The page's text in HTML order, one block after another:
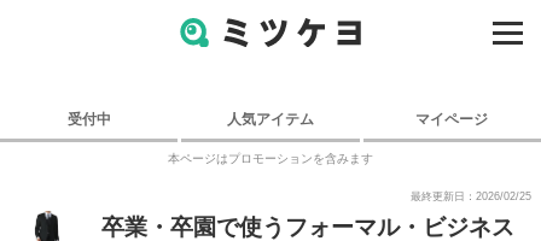
受付中 人気アイテム マイページ
本ページはプロモーションを含みます
最終更新日：2026/02/25
卒業・卒園で使うフォーマル・ビジネス